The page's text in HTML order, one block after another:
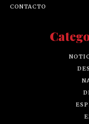
CONTACTO